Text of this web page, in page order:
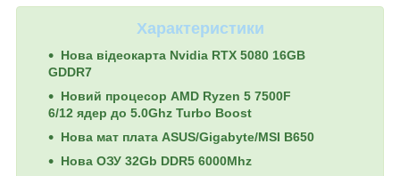
Характеристики
Нова відеокарта Nvidia RTX 5080 16GB
GDDR7
Новий процесор AMD Ryzen 5 7500F
6/12 ядер до 5.0Ghz Turbo Boost
Нова мат плата ASUS/Gigabyte/MSI B650
Нова ОЗУ 32Gb DDR5 6000Mhz